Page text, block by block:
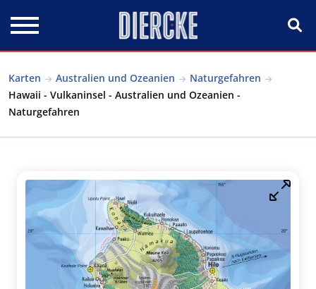
Karten Australien und Ozeanien
Naturgefahren
Hawaii - Vulkaninsel - Australien und Ozeanien -
Naturgefahren